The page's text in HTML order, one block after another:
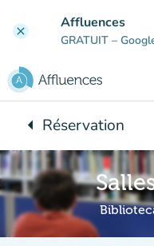
clear Affluences
GRATUIT –
arrow_leftRetour à :
Réservation